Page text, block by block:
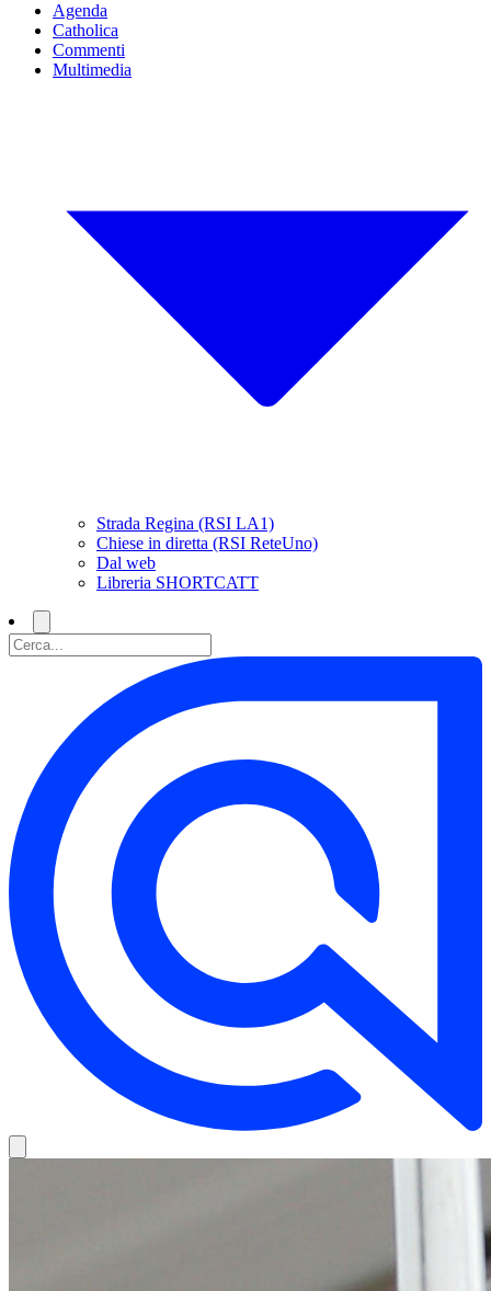
Agenda
Catholica
Commenti
Multimedia
Strada Regina (RSI LA1)
Chiese in diretta (RSI ReteUno)
Dal web
Libreria SHORTCATT